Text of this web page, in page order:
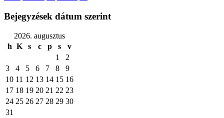
Bejegyzések dátum szerint
2026. augusztus
h K s c p s
v
1
2
3
4 5 6 7 8
9
10 11 12 13 14 15 16
17 18 19 20 21 22 23
24 25 26 27 28 29 30
31